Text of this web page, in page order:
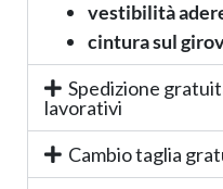
vestibilità
cintura sul
Spedizione
lavorativi
Cambio taglia